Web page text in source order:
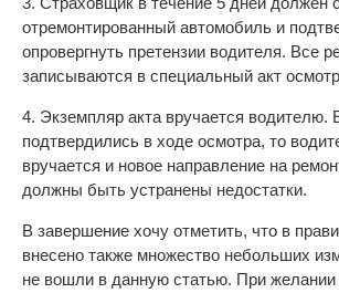
отремонтированный автомобиль и
опровергнуть претензии водителя. Все
записываются в специальный акт
4. Экземпляр акта вручается водителю.
подтвердились в ходе осмотра, то
вручается и новое направление на
должны быть устранены недостатки.
В завершение хочу отметить, что в
внесено также множество небольших
не вошли в данную статью. При